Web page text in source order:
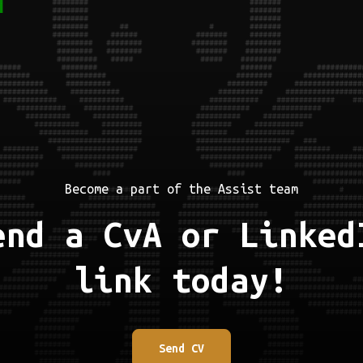
Become a part of the Assist team
a CvA or
link today!
Send CV